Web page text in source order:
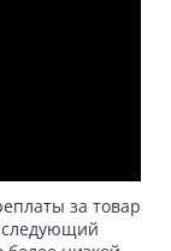
за товар
следующий